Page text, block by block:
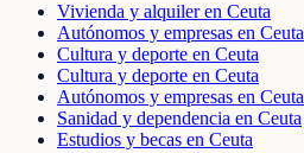
Vivienda y alquiler en Ceuta
Autónomos y empresas en Ceuta
Cultura y deporte en Ceuta
Cultura y deporte en Ceuta
Autónomos y empresas en Ceuta
Sanidad y dependencia en Ceuta
Estudios y becas en Ceuta